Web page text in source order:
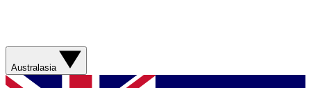
Australasia